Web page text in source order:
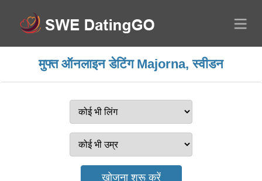
मुफ्त ऑनलाइन डेटिंग Majorna, स्वीडन